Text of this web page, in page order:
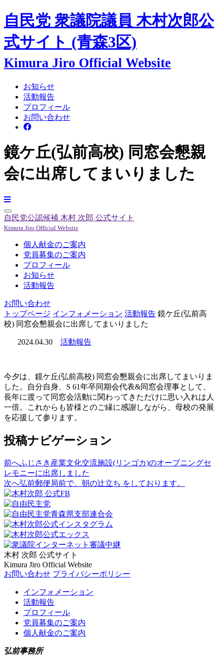
自民党 衆議院議員 木村次郎公
式サイト (青森3区)
Kimura Jiro Official Website
お知らせ
活動報告
プロフィール
お問い合わせ
鏡ケ丘(弘前高校) 同窓会懇親
会に出席してまいりました
自民党公認候補 木村 次郎 公式サイト
Kimura Jiro Official Website
個人献金のご案内
党員募集のご案内
プロフィール
お知らせ
活動報告
お問い合わせ
トップページ インフォメーション 活動報告 鏡ケ丘(弘前高
校) 同窓会懇親会に出席してまいりました
2024.04.30 活動報告
今夕は、鏡ケ丘(弘前高校) 同窓会懇親会に出席してまいりま
した。自分自身、S 61年卒同期会代表&同窓会理事として、
長年に渡って同窓会活動に関わってきただけに思い入れは人
一倍。これからも皆様とのご縁に感謝しながら、母校の発展
を応援して参ります。
投稿ナビゲーション
前へふじさき産業文化交流施設(リンゴカ)のオープニングセ
レモニーに出席しました
次へ弘前郵便局前で、朝の辻立ち をしております。
木村 次郎 公式サイト
Kimura Jiro Official Website
お問い合わせ プライバシーポリシー
インフォメーション
活動報告
プロフィール
党員募集のご案内
個人献金のご案内
弘前事務所